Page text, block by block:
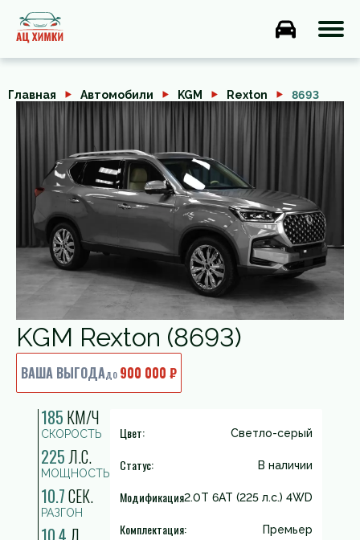
Главная Автомобили KGM Rexton 8693
KGM Rexton (8693)
ВАША ВЫГОДАдо900 000 ₽
185 КМ/Ч
СКОРОСТЬ
225Л.С.
МОЩНОСТЬ
10.7СЕК.
РАЗГОН
10.4Л.
Цвет: Светло-серый
Статус: В наличии
Модификация2.0T 6AT (225 л.с.) 4WD
Комплектация: Премьер